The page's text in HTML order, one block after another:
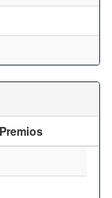
Premios